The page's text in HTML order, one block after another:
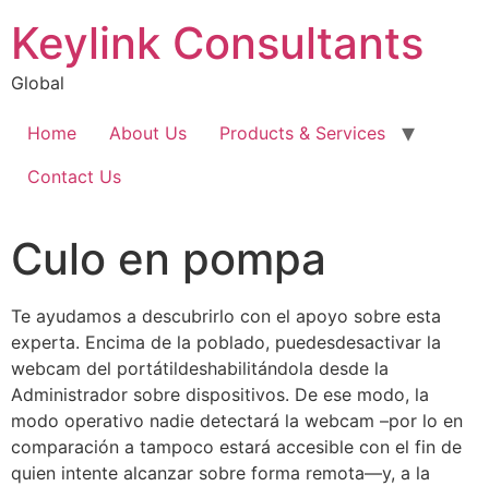
Keylink Consultants
Global
Home About Us
Products & Services
Contact Us
Culo en pompa
Te ayudamos a descubrirlo con el apoyo sobre esta
experta. Encima de la poblado, puedesdesactivar la
webcam del portátildeshabilitándola desde la
Administrador sobre dispositivos. De ese modo, la
modo operativo nadie detectará la webcam –por lo en
comparación a tampoco estará accesible con el fin de
quien intente alcanzar sobre forma remota—y, a la